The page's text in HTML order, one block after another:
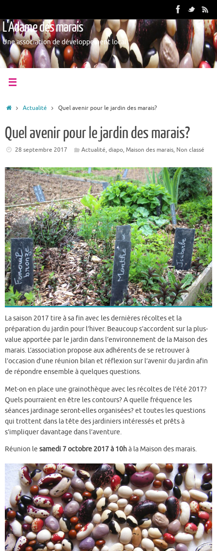
L'Adame des marais
Une association de développement local
Actualité Quel avenir pour le jardin des marais?
Quel avenir pour le jardin des marais?
28 septembre 2017 Actualité,diapo,Maison des marais, Non classé
La saison 2017 tire à sa fin avec les dernières récoltes et la
préparation du jardin pour l’hiver. Beaucoup s’accordent sur la plus-
value apportée par le jardin dans l’environnement de la Maison des
marais. L’association propose aux adhérents de se retrouver à
l’occasion d’une réunion bilan et réflexion sur l’avenir du jardin afin
de répondre ensemble à quelques questions.
Met-on en place une grainothèque avec les récoltes de l’été 2017?
Quels pourraient en être les contours? A quelle fréquence les
séances jardinage seront-elles organisées? et toutes les questions
qui trottent dans la tête des jardiniers intéressés et prêts à
s’impliquer davantage dans l’aventure.
Réunion le samedi 7 octobre 2017 à 10hà la Maison des marais.